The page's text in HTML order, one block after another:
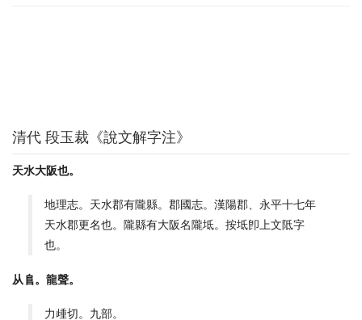
清代 段玉裁《說文解字注》
天水大阪也。
地理志。天水郡有隴縣。郡國志。漢陽郡、永平十七年
天水郡更名也。隴縣有大阪名隴坻。按坻卽上文阺字
也。
从𨸏。龍聲。
力歱切。九部。